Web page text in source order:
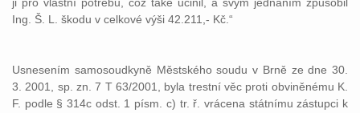
Ing. Š. L. škodu v celkové výši 42.211,- Kč.“
Usnesením samosoudkyně Městského soudu v Brně ze dne 30.
3. 2001, sp. zn. 7 T 63/2001, byla trestní věc proti obviněnému K.
F. podle § 314c odst. 1 písm. c) tr. ř. vrácena státnímu zástupci k